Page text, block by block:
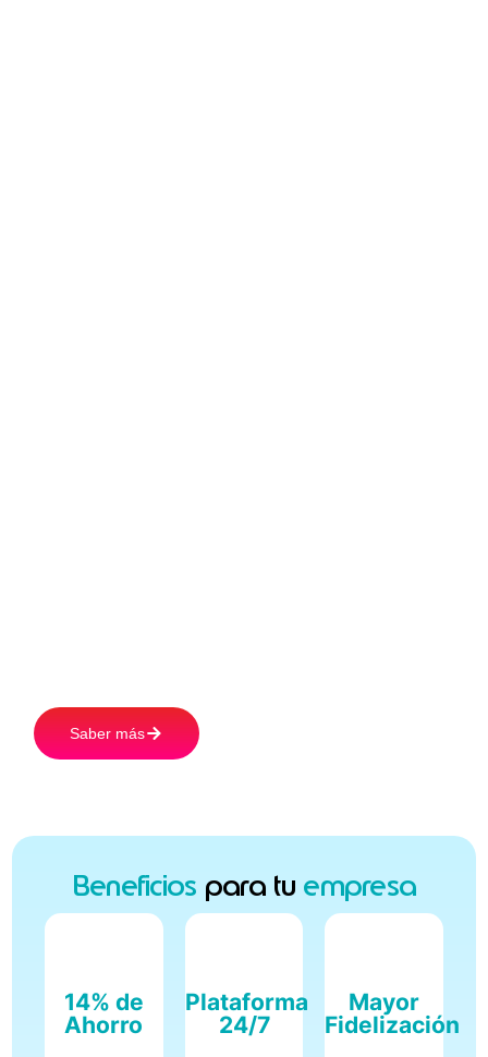
Saber más
Beneficios para tu empresa
14% de
Ahorro
Plataforma
24/7
Mayor
Fidelización